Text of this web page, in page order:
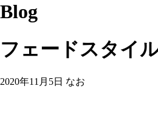
Blog
フェードスタイ
2020年11月5日 なお